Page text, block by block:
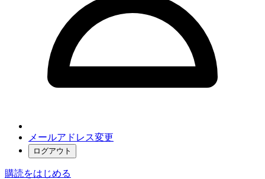
メールアドレス変更
ログアウト
購読をはじめる